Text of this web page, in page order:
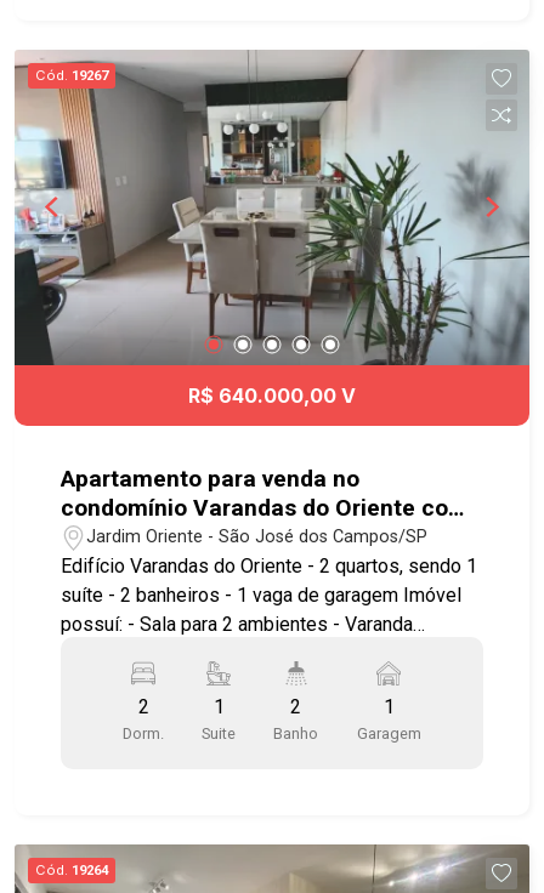
Hospital Municipal, além de contar com amplo
comércio nos arredores, Padaria Flamboyant,
bancos e lojas. Acesso fácil à Rodovia
Presidente Dutra, à Via Cambuí e às principais
regiões da cidade. Agende já sua visita!!
#imobiliaria #geraçãoimóveis #aptovenda
#aptovendaSJC #VistaVerde #aceitapet
Cód. 19267
R$ 640.000,00 V
Apartamento para venda no
condomínio Varandas do Oriente com
2 quartos sendo 1 suíte - 77 m² - No
bairro Jardim Oriente - SJC
Jardim Oriente - São José dos Campos/SP
Edifício Varandas do Oriente - 2 quartos, sendo 1
suíte - 2 banheiros - 1 vaga de garagem Imóvel
possuí: - Sala para 2 ambientes - Varanda
americana, planejada - Armários planejados - Ar
condicionado na suíte - Área de serviço com
armários Infraestrutura do condomínio: - Salão de
Supermercado Shibata. Fácil acesso a comércios,
escolas, transporte público e serviços
2
Dorm.
1
Suite
2
Banho
1
Garagem
Cód. 19264